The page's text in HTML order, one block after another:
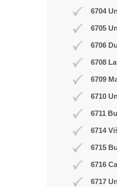
6704
6705
6706
6708
6709
6710
6711
6714
6715
6716
6717